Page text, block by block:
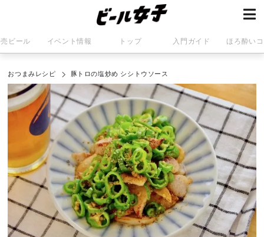
ビール イベント情報 トップ 入門ガイド ほろ酔い
おつまみレシピ 豚トロの塩炒め シシトウソース